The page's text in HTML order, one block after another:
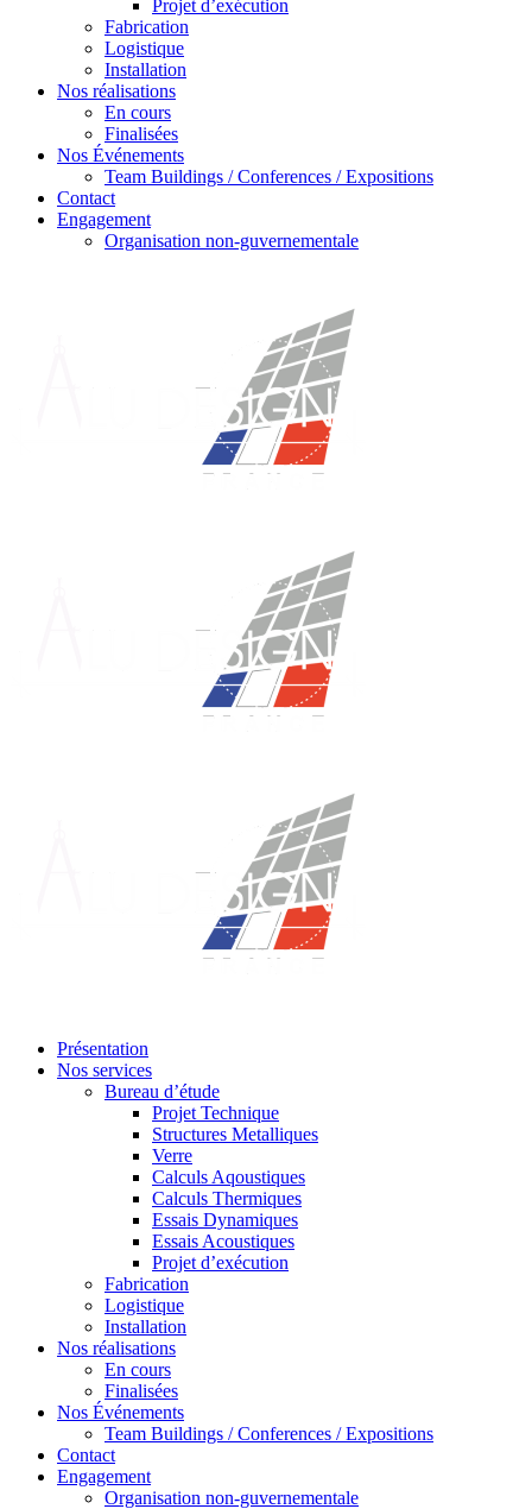
Projet d’exécution
Fabrication
Logistique
Installation
Nos réalisations
En cours
Finalisées
Nos Événements
Team Buildings / Conferences / Expositions
Contact
Engagement
Organisation non-guvernementale
Présentation
Nos services
Bureau d’étude
Projet Technique
Structures Metalliques
Verre
Calculs Aqoustiques
Calculs Thermiques
Essais Dynamiques
Essais Acoustiques
Projet d’exécution
Fabrication
Logistique
Installation
Nos réalisations
En cours
Finalisées
Nos Événements
Team Buildings / Conferences / Expositions
Contact
Engagement
Organisation non-guvernementale